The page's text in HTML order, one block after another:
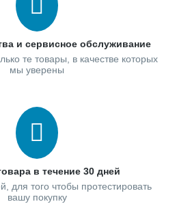
и сервисное обслуживание
те товары, в качестве которых
мы уверены
в течение 30 дней
для того чтобы протестировать
вашу покупку